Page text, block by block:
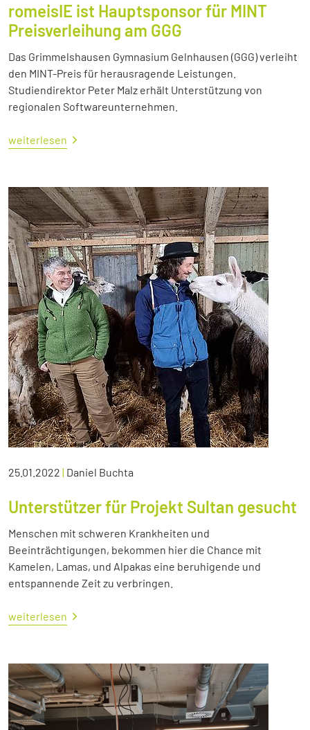
romeisIE ist Hauptsponsor für MINT
Preisverleihung am GGG
Das Grimmelshausen Gymnasium Gelnhausen (GGG) verleiht
den MINT-Preis für herausragende Leistungen.
Studiendirektor Peter Malz erhält Unterstützung von
regionalen Softwareunternehmen.
weiterlesen
25.01.2022 | Daniel Buchta
Unterstützer für Projekt Sultan gesucht
Menschen mit schweren Krankheiten und
Beeinträchtigungen, bekommen hier die Chance mit
Kamelen, Lamas, und Alpakas eine beruhigende und
entspannende Zeit zu verbringen.
weiterlesen